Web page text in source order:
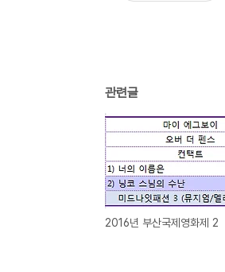
관련글
2016년 부산국제영화제 2